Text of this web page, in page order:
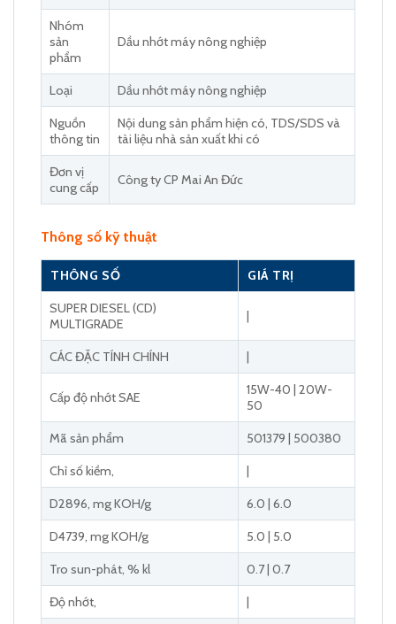
Nhóm
sản
phẩm
Dầu nhớt máy nông nghiệp
Loại Dầu nhớt máy nông nghiệp
Nguồn
thông tin
Nội dung sản phẩm hiện có, TDS/SDS và
tài liệu nhà sản xuất khi có
Đơn vị
cung cấp
Công ty CP Mai An Đức
Thông số kỹ thuật
THÔNG SỐ GIÁ TRỊ
SUPER DIESEL (CD)
MULTIGRADE
|
CÁC ĐẶC TÍNH CHÍNH |
Cấp độ nhớt SAE
15W-40 | 20W-
50
Mã sản phẩm 501379 | 500380
Chỉ số kiềm, |
D2896, mg KOH/g 6.0 | 6.0
D4739, mg KOH/g 5.0 | 5.0
Tro sun-phát, % kl 0.7 | 0.7
Độ nhớt, |